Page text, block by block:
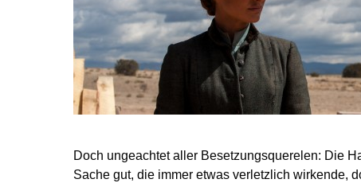
Doch ungeachtet aller Besetzungsquerelen: Die
Sache gut, die immer etwas verletzlich wirkende,